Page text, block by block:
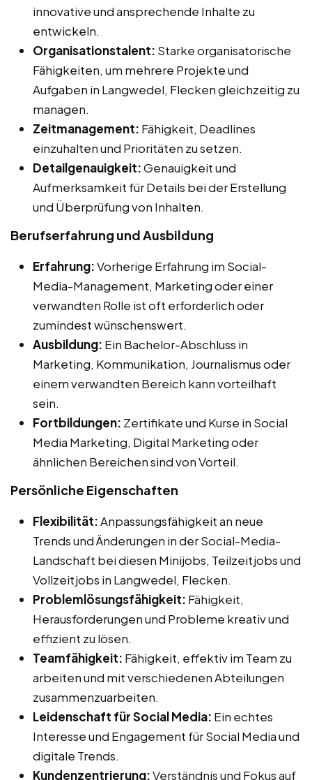
innovative und ansprechende Inhalte zu
entwickeln.
Organisationstalent: Starke organisatorische
Fähigkeiten, um mehrere Projekte und
Aufgaben in Langwedel, Flecken gleichzeitig zu
managen.
Zeitmanagement: Fähigkeit, Deadlines
einzuhalten und Prioritäten zu setzen.
Detailgenauigkeit:Genauigkeit und
Aufmerksamkeit für Details bei der Erstellung
und Überprüfung von Inhalten.
Berufserfahrung und Ausbildung
Erfahrung:Vorherige Erfahrung im Social-
Media-Management, Marketing oder einer
verwandten Rolle ist oft erforderlich oder
zumindest wünschenswert.
Ausbildung: Ein Bachelor-Abschluss in
Marketing, Kommunikation, Journalismus oder
einem verwandten Bereich kann vorteilhaft
sein.
Fortbildungen: Zertifikate und Kurse in Social
Media Marketing, Digital Marketing oder
ähnlichen Bereichen sind von Vorteil.
Persönliche Eigenschaften
Flexibilität:Anpassungsfähigkeit an neue
Trends und Änderungen in der Social-Media-
Landschaft bei diesen Minijobs, Teilzeitjobs und
Vollzeitjobs in Langwedel, Flecken.
Problemlösungsfähigkeit: Fähigkeit,
Herausforderungen und Probleme kreativ und
effizient zu lösen.
Teamfähigkeit: Fähigkeit, effektiv im Team zu
arbeiten und mit verschiedenen Abteilungen
zusammenzuarbeiten.
Leidenschaft für Social Media: Ein echtes
Interesse und Engagement für Social Media und
digitale Trends.
Kundenzentrierung:Verständnis und Fokus auf